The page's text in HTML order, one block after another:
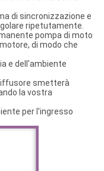
di sincronizzazione e
ripetutamente.
pompa di moto
di modo che
e dell'ambiente
smetterà
la vostra
per l'ingresso